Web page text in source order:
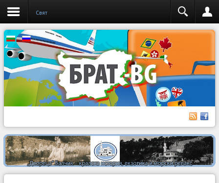
Свят